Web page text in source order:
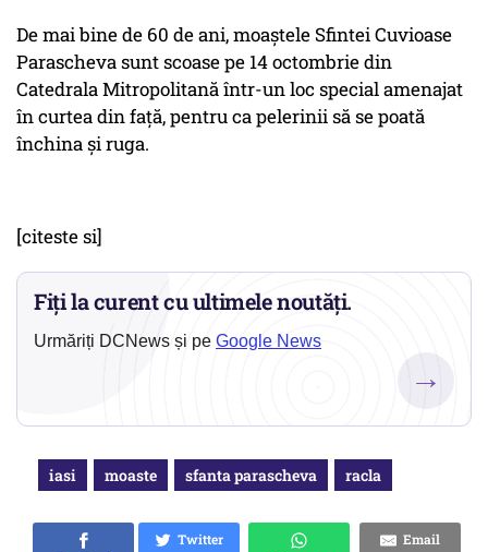
De mai bine de 60 de ani, moaștele Sfintei Cuvioase
Parascheva sunt scoase pe 14 octombrie din
Catedrala Mitropolitană într-un loc special amenajat
în curtea din față, pentru ca pelerinii să se poată
închina și ruga.
[citeste si]
Fiți la curent cu ultimele noutăți.
Urmăriți DCNews și pe Google News
→
iasi moaste sfanta parascheva racla
Twitter
Email